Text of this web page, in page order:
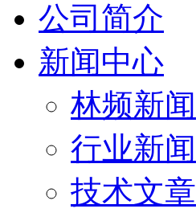
公司简介
新闻中心
林频新闻
行业新闻
技术文章